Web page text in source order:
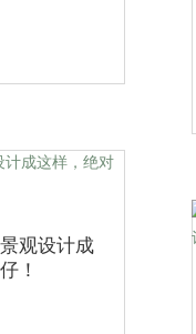
观设计成
！